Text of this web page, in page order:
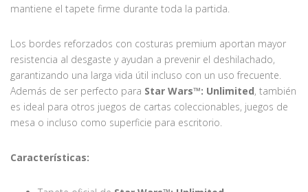
mantiene el tapete firme durante toda la partida.
Los bordes reforzados con costuras premium aportan mayor
resistencia al desgaste y ayudan a prevenir el deshilachado,
garantizando una larga vida útil incluso con un uso frecuente.
Además de ser perfecto para Star Wars™: Unlimited, también
es ideal para otros juegos de cartas coleccionables, juegos de
mesa o incluso como superficie para escritorio.
Características: